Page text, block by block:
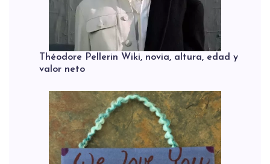
Théodore Pellerin Wiki, novia, altura, edad y
valor neto